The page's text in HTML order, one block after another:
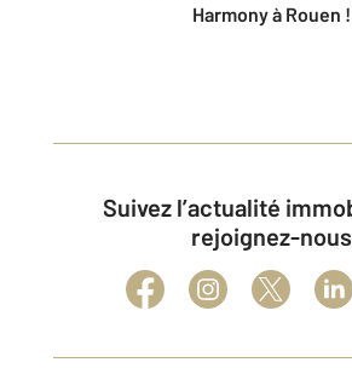
Harmony à Rouen !
Suivez l’actualité immobilière et
rejoignez-nous